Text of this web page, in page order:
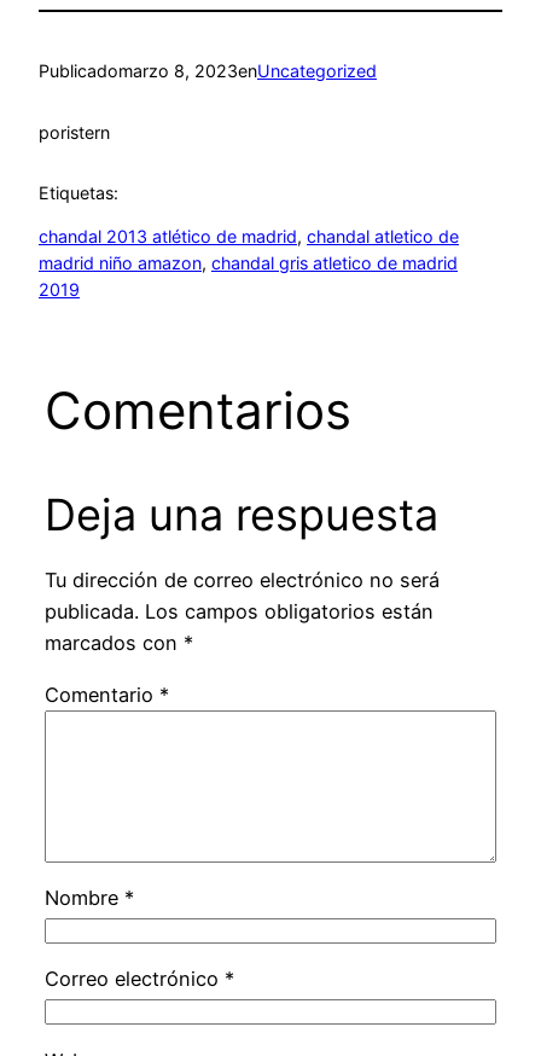
Publicadomarzo 8, 2023enUncategorized
poristern
Etiquetas:
chandal 2013 atlético de madrid, chandal atletico de
madrid niño amazon, chandal gris atletico de madrid
2019
Comentarios
Deja una respuesta
Tu dirección de correo electrónico no será
publicada. Los campos obligatorios están
marcados con *
Comentario *
Nombre *
Correo electrónico *